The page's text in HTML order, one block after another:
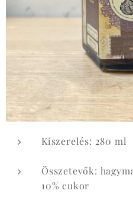
Kiszerelés: 280 ml
Összetevők:
10% cukor